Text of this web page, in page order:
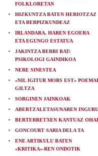
FOLKLORETAN
HIZKUNTZA BATEN HERIOTZAZ
ETA BERPIZKUNDEAZ
IRLANDARA, HAREN EGOERA
ETA EGUNGO ESTATUA
JAKINTZA BERRI BAT:
PSIKOLOGI GAINDIKOA
NERE SINESTEA
«NIL IGITUR MORS EST»
GILTZA
SORGINEN JAINKOAK
ABERTZALETASUNAREN
BERTERRETXEN KANTUAZ
GONCOURT SARIA DELA TA
ENE ARTIKULU BATEN
«KRITIKA»-REN ONDOTIK